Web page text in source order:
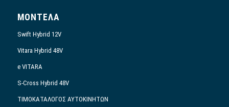
ΜΟΝΤΕΛΑ
Swift Hybrid 12V
Vitara Hybrid 48V
e VITARA
S-Cross Hybrid 48V
ΤΙΜΟΚΑΤΑΛΟΓΟΣ ΑΥΤΟΚΙΝΗΤΩΝ